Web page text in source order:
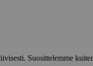
Suosittelemme